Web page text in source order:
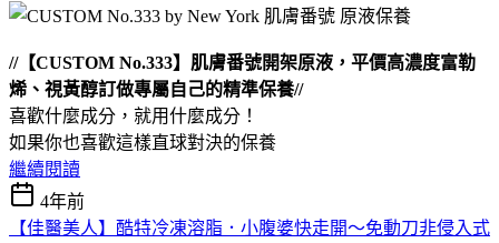
//【CUSTOM No.333】肌膚番號開架原液，平價高濃度富勒
烯、視黃醇訂做專屬自己的精準保養//
喜歡什麼成分，就用什麼成分！
如果你也喜歡這樣直球對決的保養
繼續閱讀
4年前
【佳醫美人】酷特冷凍溶脂．小腹婆快走開～免動刀非侵入式